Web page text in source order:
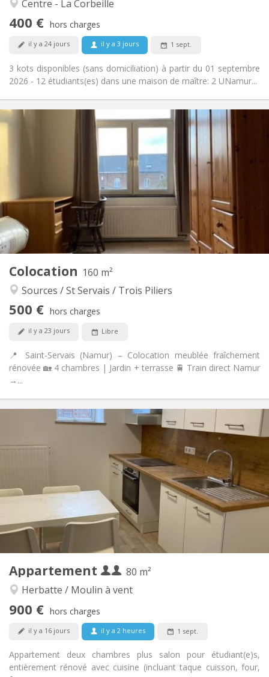
Centre - La Corbeille
400 € hors charges
il y a 24 jours il y a 3 jours 1 sept.
3 kots disponibles (sans domiciliation) à partir du 01 septembre
2026 - 12 étudiants(es) dans une maison de maître: 2 UNamur...
Non
Colocation 160 m²
Sources / St Servais / Trois Piliers
500 € hors charges
il y a 23 jours Libre
📍 Saint-Servais (Namur) – Colocation meublée fraîchement
rénovée 🏡 4 chambres | Jardin + terrasse 🚆 Train direct Namur
→...
Infos Pratiques
500 €
Charges:
80 €
12 mois
Domiciliation:
Acceptée
Aménagement
Salle de bain:
Commune
Commune
Superficie:
160 m
2
Pièces privées:
4
Studieuse, chaleureuse, calme
Appartement
80 m²
Herbatte / Moulin à vent
900 € hors charges
il y a 16 jours il y a 2 heures 1 sept.
Appartement deux chambres plus salon pour étudiant(e)s,
entièrement rénové avec cuisine (incluant taque cuisson, four,
Infos Pratiques
Loyer:
900 € (450 €/pers.)
Charges:
200 € (100 €/pers.)
Durée:
12 mois
Domiciliation:
Sous conditions
Aménagement
Salle de bain:
Privée
Privée (pièce distincte)
Superficie:
Pièces privées:
Non